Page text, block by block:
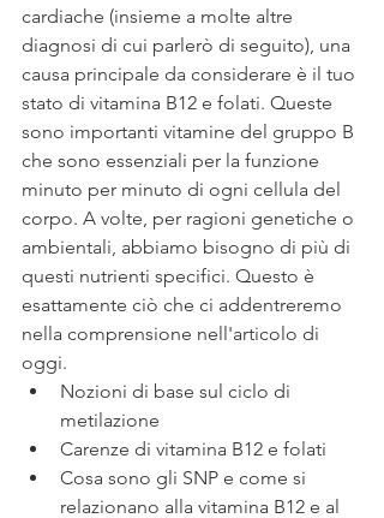
cardiache (insieme a molte altre
diagnosi di cui parlerò di seguito), una
causa principale da considerare è il tuo
stato di vitamina B12 e folati. Queste
sono importanti vitamine del gruppo B
che sono essenziali per la funzione
minuto per minuto di ogni cellula del
corpo. A volte, per ragioni genetiche o
ambientali, abbiamo bisogno di più di
questi nutrienti specifici. Questo è
esattamente ciò che ci addentreremo
nella comprensione nell'articolo di
oggi.
Nozioni di base sul ciclo di
metilazione
Carenze di vitamina B12 e folati
Cosa sono gli SNP e come si
relazionano alla vitamina B12 e al